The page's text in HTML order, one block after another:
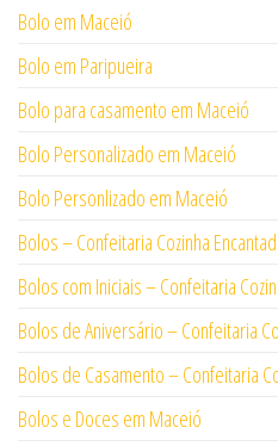
Bolo em Maceió
Bolo em Paripueira
Bolo para casamento em Maceió
Bolo Personalizado em Maceió
Bolo Personlizado em Maceió
Bolos – Confeitaria Cozinha
Bolos com Iniciais – Confeitaria
Bolos de Aniversário – Confeitaria
Bolos de Casamento – Confeitaria
Bolos e Doces em Maceió